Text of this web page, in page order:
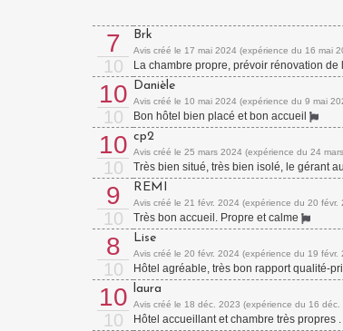
7
10
Brk
Avis créé le 17 mai 2024 (expérience du 16 mai
La chambre propre, prévoir rénovation de
10
10
Danièle
Avis créé le 10 mai 2024 (expérience du 9 mai
Bon hôtel bien placé et bon accueil
10
10
cp2
Avis créé le 25 mars 2024 (expérience du 24
Très bien situé, très bien isolé, le gérant
9
10
REMI
Avis créé le 21 févr. 2024 (expérience du 20 févr.
Très bon accueil. Propre et calme
8
10
Lise
Avis créé le 20 févr. 2024 (expérience du 19 févr.
Hôtel agréable, très bon rapport qualité-
10
10
laura
Avis créé le 18 déc. 2023 (expérience du 16 déc.
Hôtel accueillant et chambre très propres